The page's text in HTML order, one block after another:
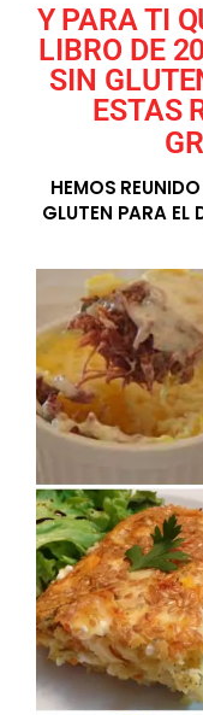
Y PARA TI
LIBRO DE
SIN
ESTAS
HEMOS
GLUTEN PARA EL